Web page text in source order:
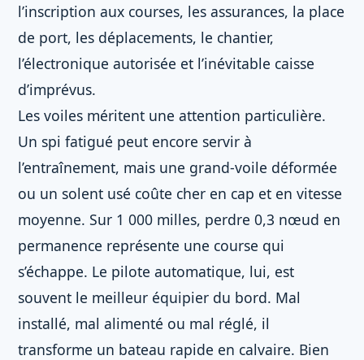
l’inscription aux courses, les assurances, la place
de port, les déplacements, le chantier,
l’électronique autorisée et l’inévitable caisse
d’imprévus.
Les voiles méritent une attention particulière.
Un spi fatigué peut encore servir à
l’entraînement, mais une grand-voile déformée
ou un solent usé coûte cher en cap et en vitesse
moyenne. Sur 1 000 milles, perdre 0,3 nœud en
permanence représente une course qui
s’échappe. Le pilote automatique, lui, est
souvent le meilleur équipier du bord. Mal
installé, mal alimenté ou mal réglé, il
transforme un bateau rapide en calvaire. Bien